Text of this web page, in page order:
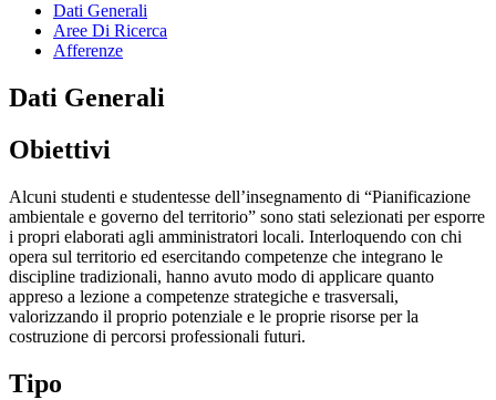
Dati Generali
Aree Di Ricerca
Afferenze
Dati Generali
Obiettivi
Alcuni studenti e studentesse dell’insegnamento di “Pianificazione
ambientale e governo del territorio” sono stati selezionati per esporre
i propri elaborati agli amministratori locali. Interloquendo con chi
opera sul territorio ed esercitando competenze che integrano le
discipline tradizionali, hanno avuto modo di applicare quanto
appreso a lezione a competenze strategiche e trasversali,
valorizzando il proprio potenziale e le proprie risorse per la
costruzione di percorsi professionali futuri.
Tipo